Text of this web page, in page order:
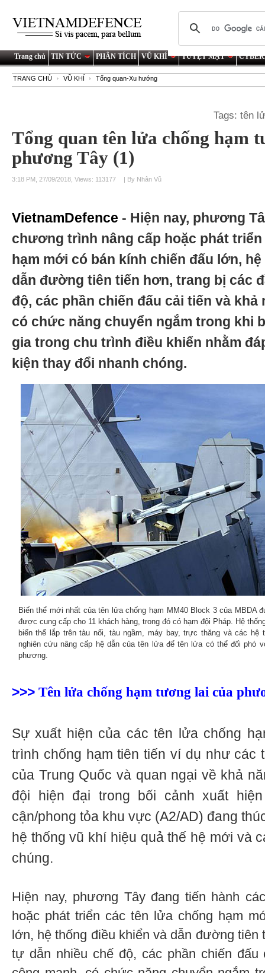
Trang chủ TIN TỨC PHÂN TÍCH VŨ KHÍ TUYỆT MẬT
TRANG CHỦ VŨ KHÍ Tổng quan-Xu hướng
Tags:tên
Tổng quan tên lửa chống hạm
phương Tây (1)
3:18 PM, 27/09/2018, Views: 113177 | By Nhân Vũ
VietnamDefence - Hiện nay, phương
chương trình nâng cấp hoặc phát
hạm mới có bán kính chiến đấu lớn,
dẫn đường tiên tiến hơn, trang bị các
độ, các phần chiến đấu cải tiến và khả
có chức năng chuyển ngắm trong khi
gia trong chu trình điều khiển nhằm
kiện thay đổi nhanh chóng.
Biến thể mới nhất của tên lửa chống hạm ММ40 Block 3 của MBDA
được cung cấp cho 11 khách hàng, trong đó có hạm đội Pháp. Hệ
biến thể lắp trên tàu nổi, tàu ngầm, máy bay, trực thăng và các hệ
nghiên cứu nâng cấp hệ dẫn của tên lửa để tên lửa có thể đối phó
phương.
>>> Tên lửa chống hạm tương lai của
Sự xuất hiện của các tên lửa chống
trình chống hạm tiên tiến ví dụ như các
của Trung Quốc và quan ngại về khả
đội hiện đại trong bối cảnh xuất
cận/phong tỏa khu vực (A2/AD) đang
hệ thống vũ khí hiệu quả thế hệ mới và
chúng.
Hiện nay, phương Tây đang tiến hành
hoặc phát triển các tên lửa chống hạm
lớn, hệ thống điều khiển và dẫn đường tiên
tự dẫn nhiều chế độ, các phần chiến